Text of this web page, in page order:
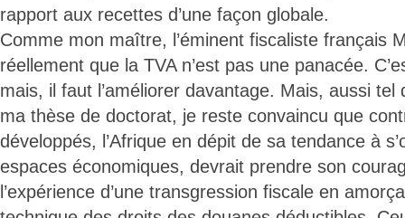
rapport aux recettes d’une façon globale.
Comme mon maître, l’éminent fiscaliste français
réellement que la TVA n’est pas une panacée.
mais, il faut l’améliorer davantage. Mais, aussi tel
ma thèse de doctorat, je reste convaincu que
développés, l’Afrique en dépit de sa tendance à
espaces économiques, devrait prendre son
l’expérience d’une transgression fiscale en